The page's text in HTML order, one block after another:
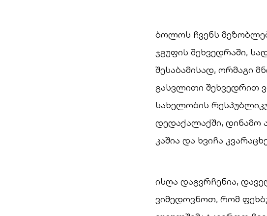
ბოლოს ჩვენს
ჯგუფის შეხვედრაში,
შესაბამისად, ორმაგი
გასვლითი შეხვედრით
სახელობის
დედაქალაქში, დინამო
კაშია და ხვიჩა
ისღა დაგვრჩენია,
ვიმედოვნოთ, რომ